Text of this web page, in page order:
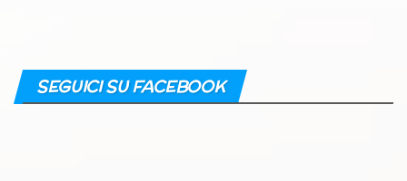
SEGUICI SU FACEBOOK